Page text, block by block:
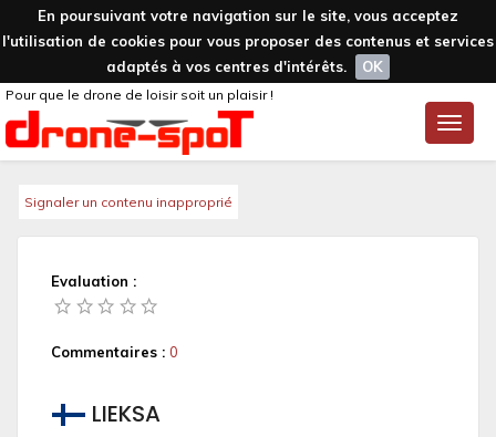
En poursuivant votre navigation sur le site, vous acceptez
l'utilisation de cookies pour vous proposer des contenus et services
adaptés à vos centres d'intérêts.
OK
Toggle
Pour que le drone de loisir soit un plaisir !
Signaler un contenu inapproprié
Evaluation :
Commentaires : 0
LIEKSA